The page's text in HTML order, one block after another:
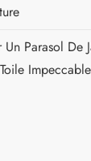
Parasol De
Impeccable